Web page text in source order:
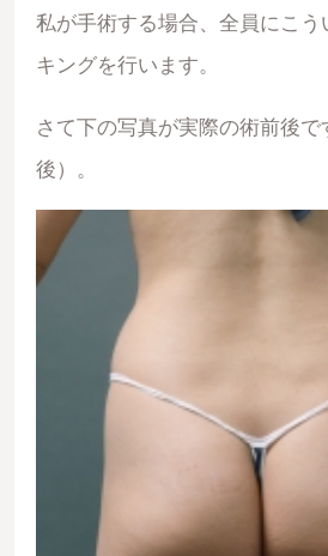
私が手術する場合、全員にこう
キングを行います。
さて下の写真が実際の術前後
後）。